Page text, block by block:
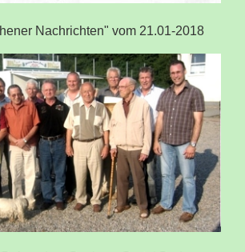
Nachrichten" vom 21.01-2018